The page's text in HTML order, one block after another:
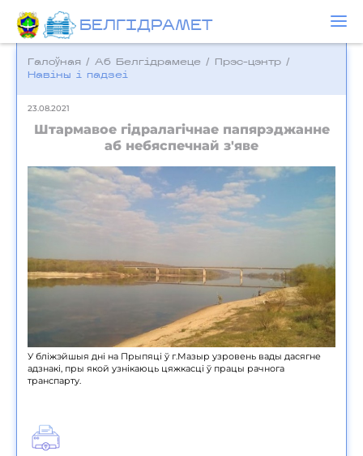
БЕЛГIДРAМЕТ
Галоўная / Аб Белгідрамеце / Прэс-цэнтр /
Навіны і падзеі
23.08.2021
Штармавое гідралагічнае папярэджанне
аб небяспечнай з'яве
У бліжэйшыя дні на Прыпяці ў г.Мазыр узровень вады дасягне
адзнакі, пры якой узнікаюць цяжкасці ў працы рачнога
транспарту.